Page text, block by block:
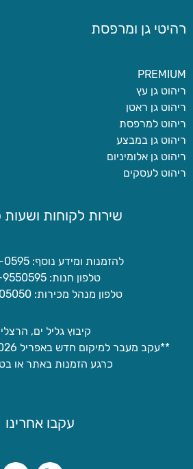
רהיטי גן ומרפסת
PREMIUM
ריהוט גן עץ
ריהוט גן ראטן
ריהוט למרפסת
ריהוט גן במבצע
ריהוט גן אלומיניום
ריהוט לעסקים
שירות לקוחות
להזמנות ומידע נוסף: 09-955-0595
טלפון חנות: 09-9550595
טלפון מנהל מכירות: 052-6105050
קיבוץ גליל ים,
**עקב מעבר למיקום חדש באפריל 2026 – אין קבלת קהל.
כרגע הזמנות באתר או
עקבו אחרינו